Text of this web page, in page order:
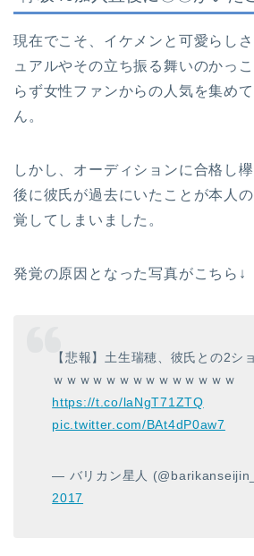
現在でこそ、イケメンと可愛らし
ュアルやその立ち振る舞いのかっ
らず女性ファンからの人気を集め
ん。
しかし、オーディションに合格し
後に彼氏が過去にいたことが本人
覚してしまいました。
発覚の原因となった写真がこちら↓
【悲報】土生瑞穂、彼氏との2シ
ｗｗｗｗｗｗｗｗｗｗｗｗｗｗ
https://t.co/laNgT71ZTQ
pic.twitter.com/BAt4dP0aw7
— バリカン星人
2017